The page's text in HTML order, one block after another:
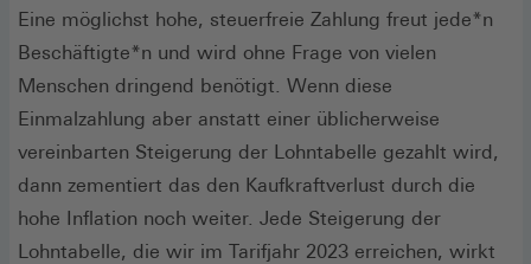
Eine möglichst hohe, steuerfreie Zahlung freut jede*n
Beschäftigte*n und wird ohne Frage von vielen
Menschen dringend benötigt. Wenn diese
Einmalzahlung aber anstatt einer üblicherweise
vereinbarten Steigerung der Lohntabelle gezahlt wird,
dann zementiert das den Kaufkraftverlust durch die
hohe Inflation noch weiter. Jede Steigerung der
Lohntabelle, die wir im Tarifjahr 2023 erreichen, wirkt